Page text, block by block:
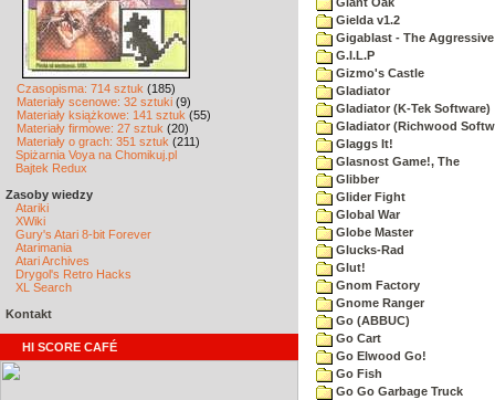
Czasopisma: 714 sztuk (185)
Materiały scenowe: 32 sztuki (9)
Materiały książkowe: 141 sztuk (55)
Materiały firmowe: 27 sztuk (20)
Materiały o grach: 351 sztuk (211)
Spiżarnia Voya na Chomikuj.pl
Bajtek Redux
Zasoby wiedzy
Atariki
XWiki
Gury's Atari 8-bit Forever
Atarimania
Atari Archives
Drygol's Retro Hacks
XL Search
Kontakt
HI SCORE CAFÉ
Gielda v1.2
Gigablast - The
G.I.L.P
Gizmo's Castle
Gladiator
Gladiator (K-Tek Software)
Gladiator (Richwood
Glaggs It!
Glasnost Game!, The
Glibber
Glider Fight
Global War
Globe Master
Glucks-Rad
Glut!
Gnom Factory
Gnome Ranger
Go (ABBUC)
Go Cart
Go Elwood Go!
Go Fish
Go Go Garbage Truck